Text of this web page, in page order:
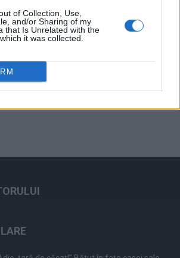
of Collection, Use,
and/or Sharing of my
that Is Unrelated with the
it was collected.
ad